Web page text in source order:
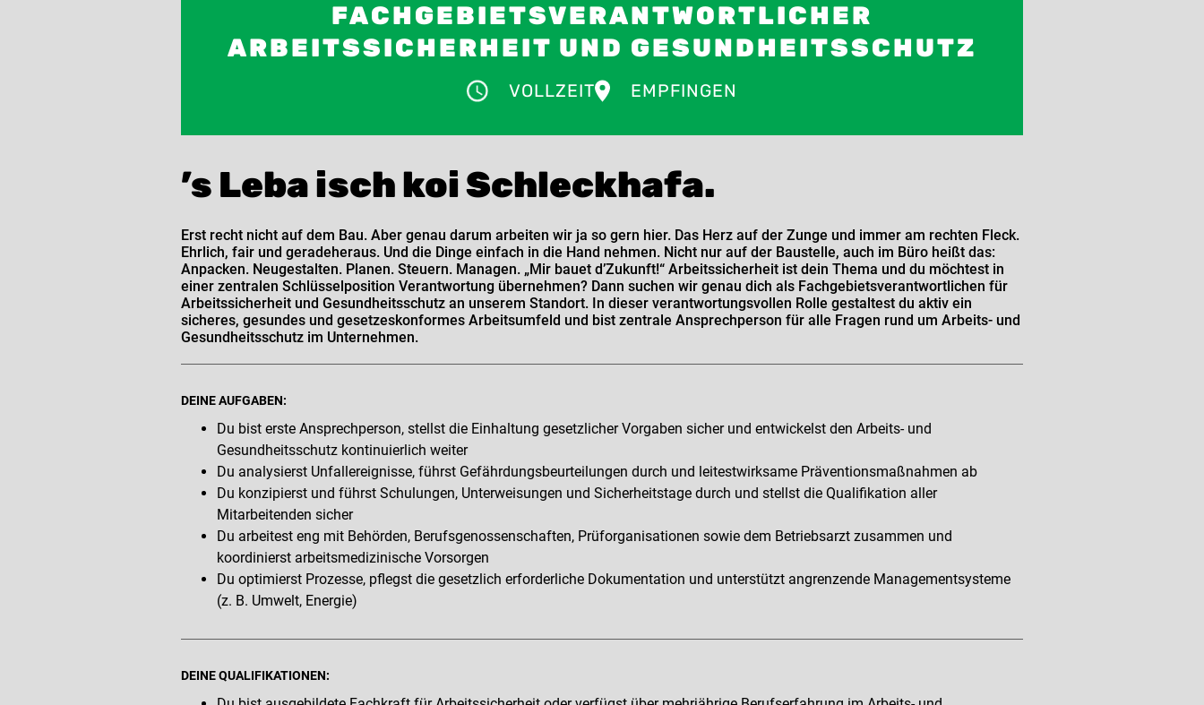
FACHGEBIETSVERANTWORTLICHER
ARBEITSSICHERHEIT UND GESUNDHEITSSCHUTZ
VOLLZEIT EMPFINGEN
’s Leba isch koi Schleckhafa.
Erst recht nicht auf dem Bau. Aber genau darum arbeiten wir ja so gern hier. Das Herz auf der Zunge und immer am rechten Fleck.
Ehrlich, fair und geradeheraus. Und die Dinge einfach in die Hand nehmen. Nicht nur auf der Baustelle, auch im Büro heißt das:
Anpacken. Neugestalten. Planen. Steuern. Managen. „Mir bauet d’Zukunft!“ Arbeitssicherheit ist dein Thema und du möchtest in
einer zentralen Schlüsselposition Verantwortung übernehmen? Dann suchen wir genau dich als Fachgebietsverantwortlichen für
Arbeitssicherheit und Gesundheitsschutz an unserem Standort. In dieser verantwortungsvollen Rolle gestaltest du aktiv ein
sicheres, gesundes und gesetzeskonformes Arbeitsumfeld und bist zentrale Ansprechperson für alle Fragen rund um Arbeits- und
Gesundheitsschutz im Unternehmen.
DEINE AUFGABEN:
Du bist erste Ansprechperson, stellst die Einhaltung gesetzlicher Vorgaben sicher und entwickelst den Arbeits- und
Gesundheitsschutz kontinuierlich weiter
Du analysierst Unfallereignisse, führst Gefährdungsbeurteilungen durch und leitestwirksame Präventionsmaßnahmen ab
Du konzipierst und führst Schulungen, Unterweisungen und Sicherheitstage durch und stellst die Qualifikation aller
Mitarbeitenden sicher
Du arbeitest eng mit Behörden, Berufsgenossenschaften, Prüforganisationen sowie dem Betriebsarzt zusammen und
koordinierst arbeitsmedizinische Vorsorgen
Du optimierst Prozesse, pflegst die gesetzlich erforderliche Dokumentation und unterstützt angrenzende Managementsysteme
(z. B. Umwelt, Energie)
DEINE QUALIFIKATIONEN: